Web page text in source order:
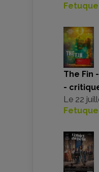
Fetuque
The Fin
-
Le 22
Fetuque